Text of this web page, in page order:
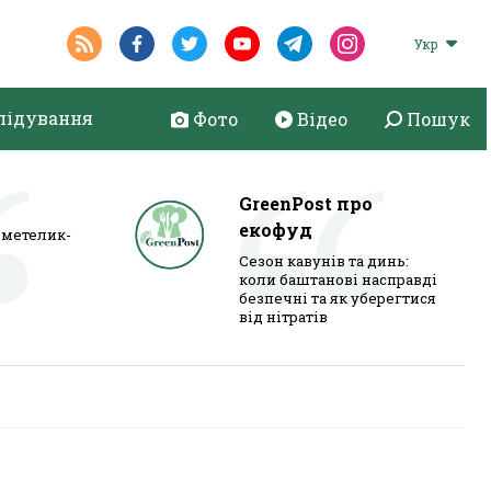
Укр
Фото Відео Пошук
GreenPost про
екофуд
Сезон кавунів та динь:
коли баштанові насправді
безпечні та як уберегтися
від нітратів